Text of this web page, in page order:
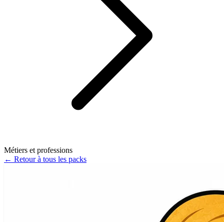
Métiers et professions
← Retour à tous les packs